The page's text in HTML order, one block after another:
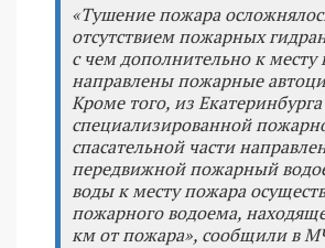
«Тушение пожара
отсутствием пожарных
с чем дополнительно к месту
направлены пожарные
Кроме того, из
специализированной
спасательной части
передвижной пожарный
воды к месту пожара
пожарного водоема,
км от пожара», сообщили в